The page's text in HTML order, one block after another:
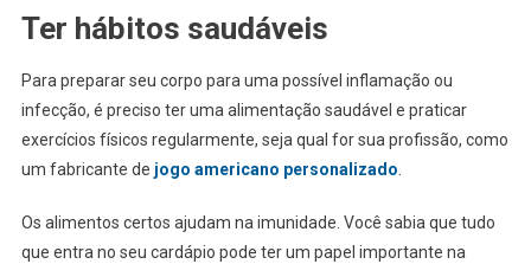
Ter hábitos saudáveis
Para preparar seu corpo para uma possível inflamação ou
infecção, é preciso ter uma alimentação saudável e praticar
exercícios físicos regularmente, seja qual for sua profissão, como
um fabricante de jogo americano personalizado.
Os alimentos certos ajudam na imunidade. Você sabia que tudo
que entra no seu cardápio pode ter um papel importante na